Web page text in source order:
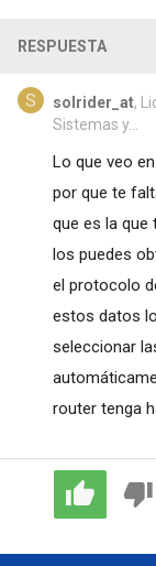
RESPUESTA
solrider_at,
Sistemas y...
Lo que veo
por que te
que es la que
los puedes
el protocolo
estos datos
seleccionar
router tenga